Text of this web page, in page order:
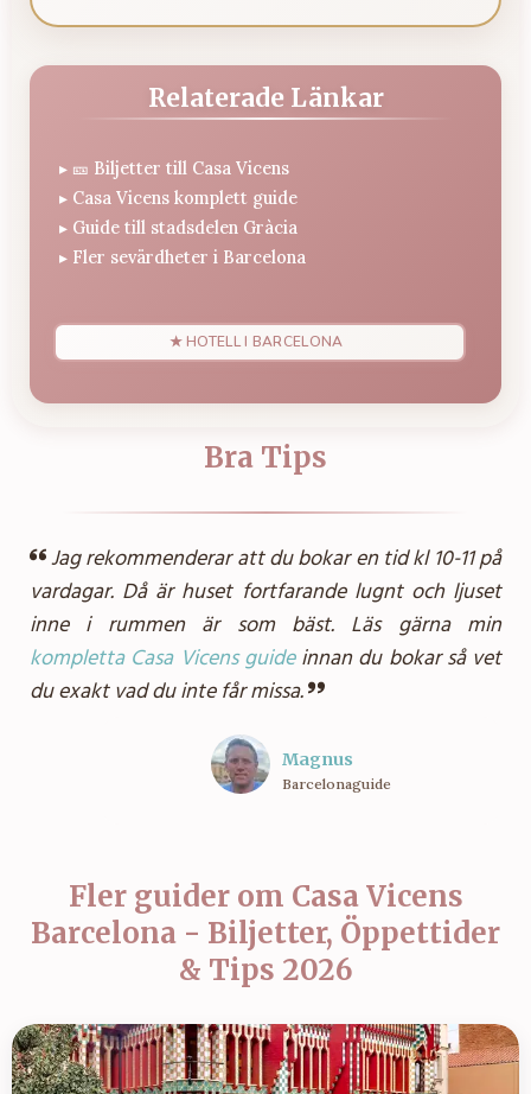
Bra Tips
Jag rekommenderar att du bokar en tid kl 10-11 på
vardagar. Då är huset fortfarande lugnt och ljuset
inne i rummen är som bäst. Läs gärna min
kompletta Casa Vicens guideinnan du bokar så vet
du exakt vad du inte får missa.
Magnus
Barcelonaguide
Fler guider om Casa Vicens
Barcelona - Biljetter, Öppettider
& Tips 2026
Relaterade Länkar
▸ 🎫 Biljetter till Casa Vicens
▸ Casa Vicens komplett guide
▸ Guide till stadsdelen Gràcia
▸ Fler sevärdheter i Barcelona
★ HOTELL I BARCELONA